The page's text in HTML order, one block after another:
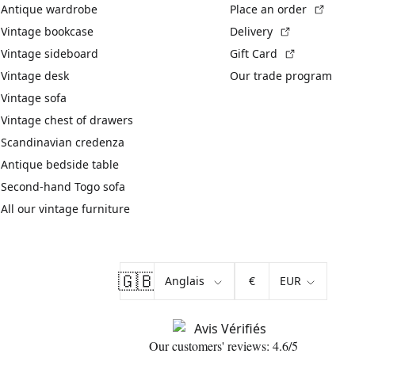
Antique wardrobe
Vintage bookcase
Vintage sideboard
Vintage desk
Vintage sofa
Vintage chest of drawers
Scandinavian credenza
Antique bedside table
Second-hand Togo sofa
All our vintage furniture
Place an order
Delivery
Gift Card
Our trade program
🇬🇧 €
Our customers' reviews: 4.6/5